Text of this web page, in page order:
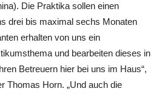
Die Praktika sollen einen
drei bis maximal sechs Monaten
erhalten von uns ein
und bearbeiten dieses in
Betreuern hier bei uns im Haus“,
Thomas Horn. „Und auch die